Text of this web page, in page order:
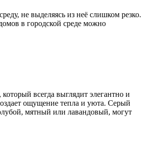
не выделяясь из неё слишком резко.
в городской среде можно
всегда выглядит элегантно и
ощущение тепла и уюта. Серый
мятный или лавандовый, могут